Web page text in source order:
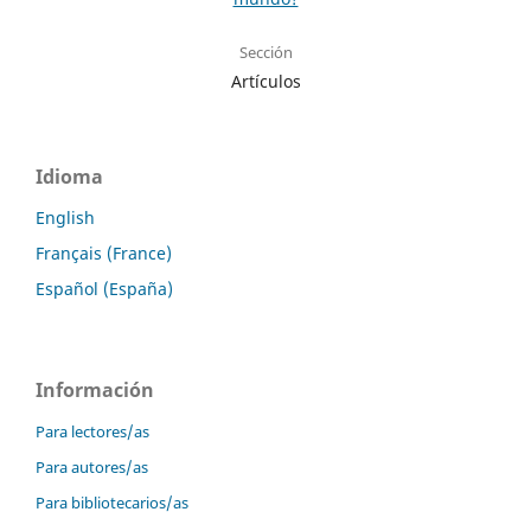
Sección
Artículos
Idioma
English
Français (France)
Español (España)
Información
Para lectores/as
Para autores/as
Para bibliotecarios/as